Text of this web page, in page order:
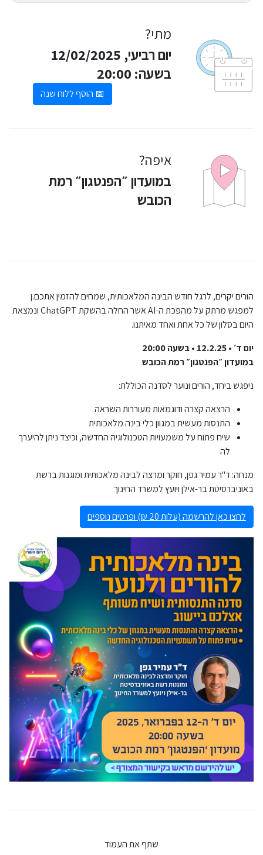
מתי?
יום רביעי, 12/02/2025
בשעה: 20:00
📅 הוסף ללוח שנה
איפה?
במועדון ״הפנטגון״ רמת
הכובש
הורים יקרים, לרגל חודש הבינה המלאכותית, שמחים להזמין אתכם.ן
למפגש מרתק על מהפכת ה-AIאשר החלה בהשקתChatGPTונמצאת
היום בסלון של כל אחת ואחד מאיתנו.
יום ד׳ • 12.2.25 • בשעה 20:00
במועדון ״הפנטגון״ רמת הכובש
ניפגש ביחד, הורים ונוער לסדנה הכוללת:
הרצאה קצרה ודוגמאות מעוררות השראה
התנסות מעשית במגוון כלי בינה מלאכותית
שיח פתוח על משמעויות הטכנולוגיה החדשה, וכיצד ניתן להיערך
לה
מנחה: ד"ר עמיר גפן, חוקר ומרצה לבינה מלאכותית ומוגנות ברשת
באוניברסיטת בר-אילן ויועץ למשרד החינוך
לחצו כאן להרשמה (עלות 20 ₪) ופרטים נוספים
שתף את העמוד